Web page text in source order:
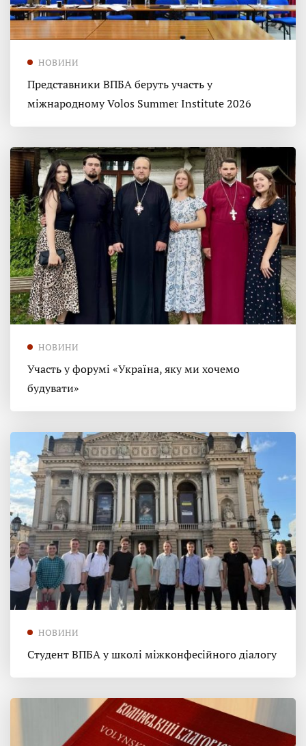
НОВИНИ
Представники ВПБА беруть участь у
міжнародному Volos Summer Institute 2026
НОВИНИ
Участь у форумі «Україна, яку ми хочемо
будувати»
НОВИНИ
Студент ВПБА у школі міжконфесійного діалогу